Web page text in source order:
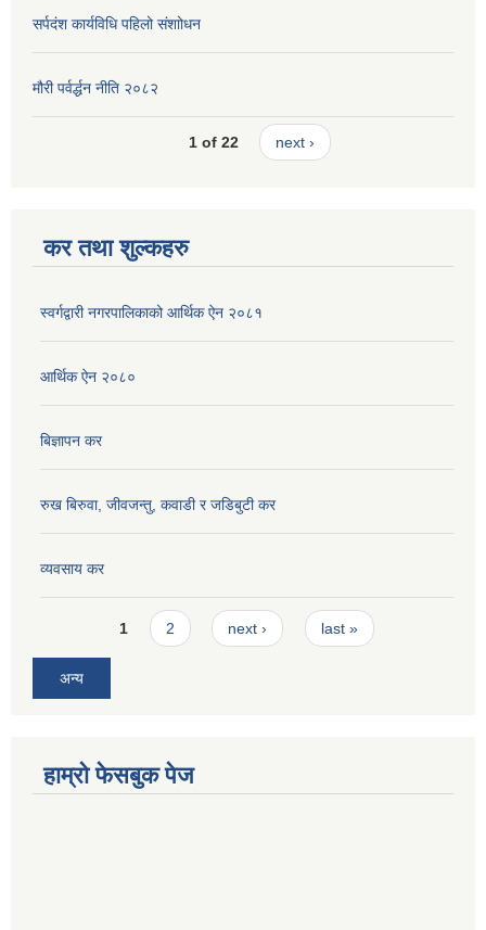
सर्पदंश कार्यविधि पहिलो संशाोधन
मौरी पर्वर्द्धन नीति २०८२
1 of 22 next ›
कर तथा शुल्कहरु
स्वर्गद्वारी नगरपालिकाको आर्थिक ऐन २०८१
आर्थिक ऐन २०८०
बिज्ञापन कर
रुख बिरुवा, जीवजन्तु, कवाडी र जडिबुटी कर
व्यवसाय कर
Pages1 2 next › last »
अन्य
हाम्रो फेसबुक पेज